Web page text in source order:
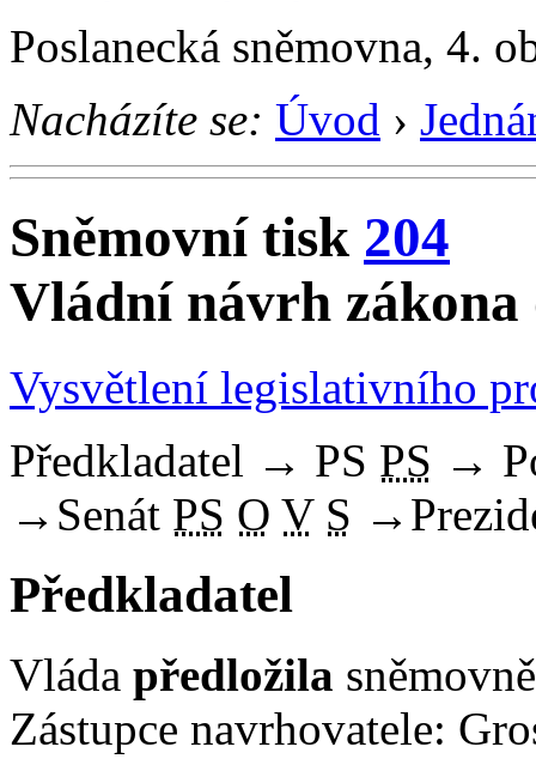
Poslanecká sněmovna, 4.
Nacházíte se: Úvod ›
Sněmovní tisk 204
Vládní návrh
Vysvětlení legislativního
Předkladatel → PS PS →
→ Senát PS O V S →
Předkladatel
Vláda předložila
Zástupce navrhovatele: